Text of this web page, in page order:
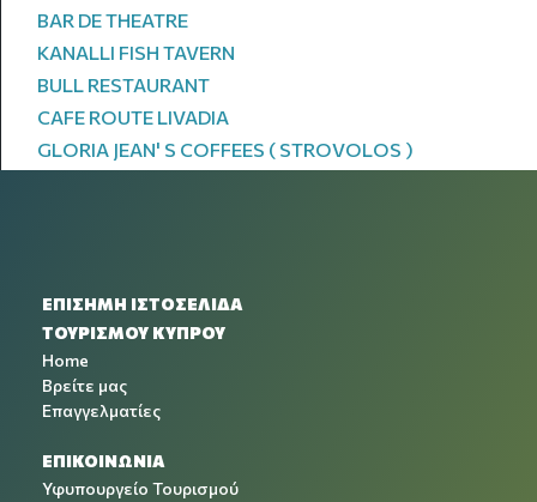
BAR DE THEATRE
KANALLI FISH TAVERN
BULL RESTAURANT
CAFE ROUTE LIVADIA
GLORIA JEAN' S COFFEES ( STROVOLOS )
ΕΠΙΣΗΜΗ ΙΣΤΟΣΕΛΙΔΑ
ΤΟΥΡΙΣΜΟΥ ΚΥΠΡΟΥ
Home
Βρείτε μας
Επαγγελματίες
ΕΠΙΚΟΙΝΩΝΙΑ
Υφυπουργείο Τουρισμού